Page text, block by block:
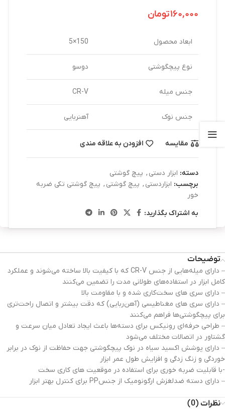
۱۶۰,۰۰۰تومان
ابعاد محصول 150×5
نوع پیچگوشتی دوسو
جنس میله CR-V
جنس نوک آهنربایی
مقایسه افزودن به علاقه مندی
دسته: ابزار دستی , پیچ گوشتی
برچسب: ابزاردستی , پیچ گوشتی , پیچ گوشتی تکی ضربه
خور
به اشتراک بگذارید:
توضیحات
– دارای میله‌هایی از جنس CR-V که با کیفیت بالا ساخته می‌شوند و عملکرد
کامل ابزار در استفاده‌های طولانی مدت را تضمین می‌کنند
– دارای سری های سخت‌کاری شده و با مقاومت بالا
– دارای سری های مغناطیسی (آهن‌ربایی) که دقت بیشتر و اتصال راحت‌تری
برای پیچگوشتی‌ها فراهم می‌کنند
– طراحی حرفه‌ای رونیکس برای دسته‌ها باعث ایجاد تعادل میان سرعت و
گشتاور در اتصالات مختلف می‌شود
– دارای پوشش اکسید سیاه در نوک پیچگوشتی جهت حفاظت از نوک در برابر
خوردگی و زنگ زدگی و افزایش طول عمر ابزار
-با قابلیت ضربه خوری برای استفاده در موقعیت های کاری سخت
– دارای دسته ضدلغزش ارگونومیک از جنسPP برای کنترل بهتر ابزار
نظرات (0)